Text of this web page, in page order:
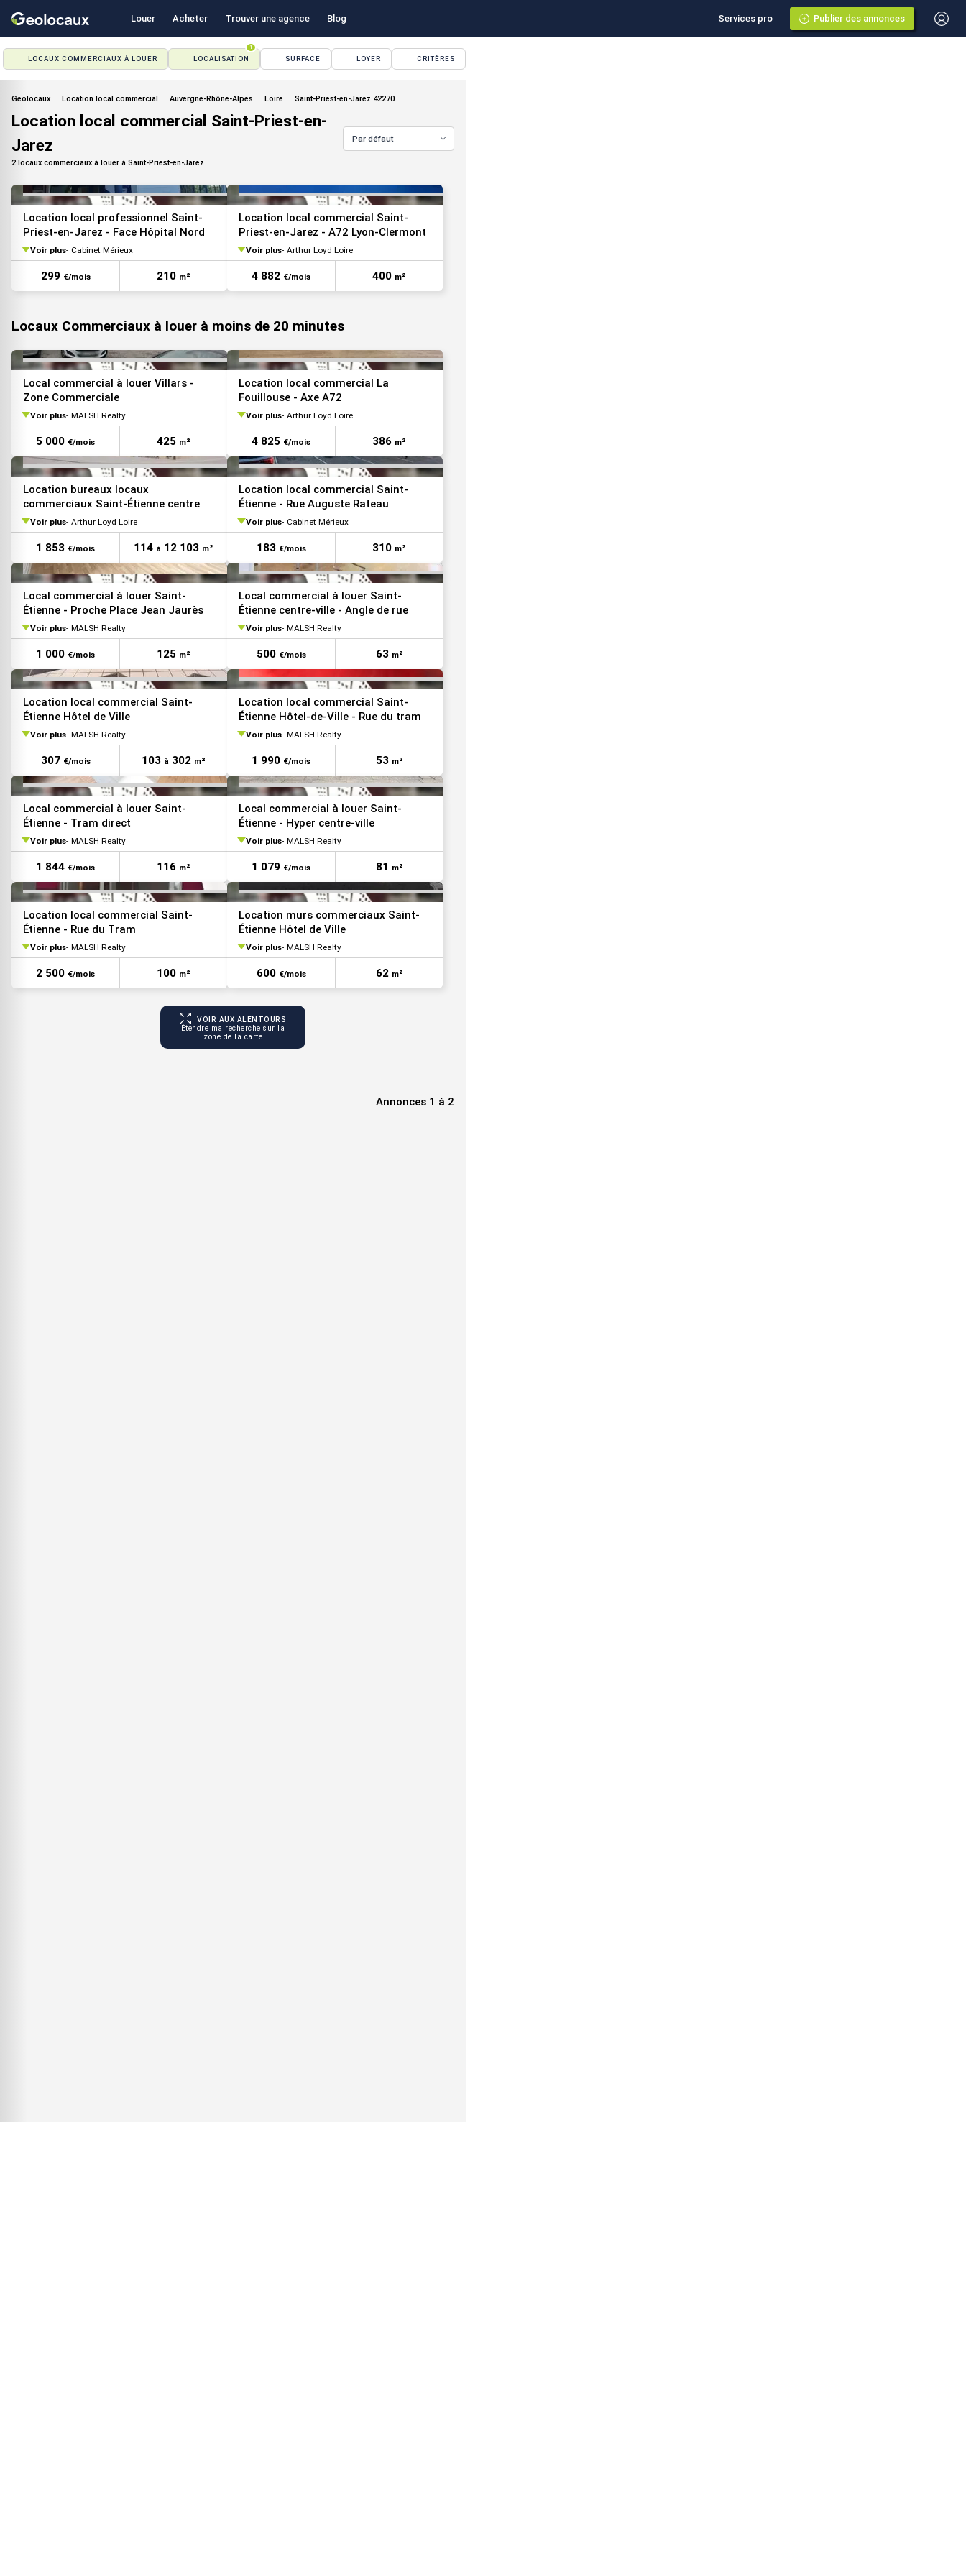
Louer Acheter Trouver une agence Blog Services pro Publier des annonces
LOCAUX COMMERCIAUX À LOUER LOCALISATION
1
SURFACE LOYER CRITÈRES
Geolocaux Location local commercial Auvergne-Rhône-Alpes Loire Saint-Priest-en-Jarez 42270
Location local commercial Saint-Priest-en-
Jarez
2 locaux commerciaux à louer à Saint-Priest-en-Jarez
Par défaut
VOIR TOUTES LES PHOTOS
Location local professionnel Saint-
Priest-en-Jarez - Face Hôpital Nord
Voir plus Cabinet Mérieux
299 €/mois 210 m²
Location local commercial Saint-
Priest-en-Jarez - A72 Lyon-Clermont
Voir plus Arthur Loyd Loire
4 882 €/mois 400 m²
Locaux Commerciaux à louer à moins de 20 minutes
VOIR TOUTES LES PHOTOS
Local commercial à louer Villars -
Zone Commerciale
Voir plus MALSH Realty
5 000 €/mois 425 m²
VOIR TOUTES LES PHOTOS
Location local commercial La
Fouillouse - Axe A72
Voir plus Arthur Loyd Loire
4 825 €/mois 386 m²
VOIR TOUTES LES PHOTOS
Location bureaux locaux
commerciaux Saint-Étienne centre
Voir plus Arthur Loyd Loire
1 853 €/mois 114 à 12 103 m²
VOIR TOUTES LES PHOTOS
Location local commercial Saint-
Étienne - Rue Auguste Rateau
Voir plus Cabinet Mérieux
183 €/mois 310 m²
Local commercial à louer Saint-
Étienne - Proche Place Jean Jaurès
Voir plus MALSH Realty
1 000 €/mois 125 m²
VOIR TOUTES LES PHOTOS
Local commercial à louer Saint-
Étienne centre-ville - Angle de rue
Voir plus MALSH Realty
500 €/mois 63 m²
VOIR TOUTES LES PHOTOS
Location local commercial Saint-
Étienne Hôtel de Ville
Voir plus MALSH Realty
307 €/mois 103 à 302 m²
VOIR TOUTES LES PHOTOS
Location local commercial Saint-
Étienne Hôtel-de-Ville - Rue du tram
Voir plus MALSH Realty
1 990 €/mois 53 m²
VOIR TOUTES LES PHOTOS
Local commercial à louer Saint-
Étienne - Tram direct
Voir plus MALSH Realty
1 844 €/mois 116 m²
VOIR TOUTES LES PHOTOS
Local commercial à louer Saint-
Étienne - Hyper centre-ville
Voir plus MALSH Realty
1 079 €/mois 81 m²
VOIR TOUTES LES PHOTOS
Location local commercial Saint-
Étienne - Rue du Tram
Voir plus MALSH Realty
2 500 €/mois 100 m²
VOIR TOUTES LES PHOTOS
Location murs commerciaux Saint-
Étienne Hôtel de Ville
Voir plus MALSH Realty
600 €/mois 62 m²
VOIR AUX ALENTOURS
Étendre ma recherche sur la
zone de la carte
Annonces 1 à 2